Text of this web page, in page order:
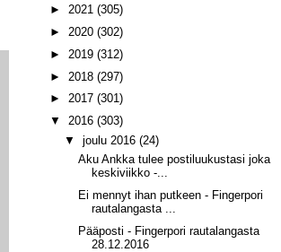
► 2021 (305)
► 2020 (302)
► 2019 (312)
► 2018 (297)
► 2017 (301)
▼ 2016 (303)
▼ joulu 2016 (24)
Aku Ankka tulee postiluukustasi joka
keskiviikko -...
Ei mennyt ihan putkeen - Fingerpori
rautalangasta ...
Pääposti - Fingerpori rautalangasta
28.12.2016